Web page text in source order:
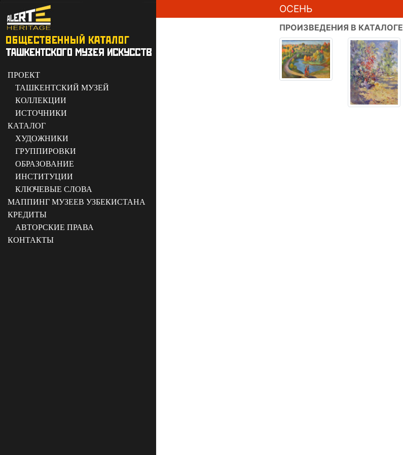
ПРОЕКТ
ТАШКЕНТСКИЙ МУЗЕЙ
КОЛЛЕКЦИИ
ИСТОЧНИКИ
КАТАЛОГ
ХУДОЖНИКИ
ГРУППИРОВКИ
ОБРАЗОВАНИЕ
ИНСТИТУЦИИ
КЛЮЧЕВЫЕ СЛОВА
МАППИНГ МУЗЕЕВ УЗБЕКИСТАНА
КРЕДИТЫ
АВТОРСКИЕ ПРАВА
КОНТАКТЫ
ОСЕНЬ
ПРОИЗВЕДЕНИЯ В КАТАЛОГЕ